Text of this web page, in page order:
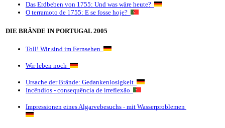
Das Erdbeben von 1755: Und was wäre heute?
O terramoto de 1755: E se fosse hoje?
DIE BRÄNDE IN PORTUGAL 2005
Toll! Wir sind im Fernsehen
Wir leben noch
Ursache der Brände: Gedankenlosigkeit
Incêndios - consequência de irreflexão
Impressionen eines Algarvebesuchs - mit Wasserproblemen